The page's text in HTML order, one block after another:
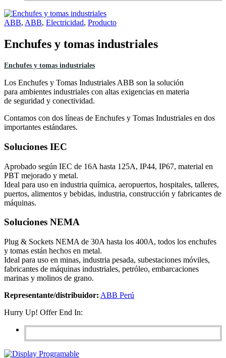
ABB, ABB, Electricidad, Producto
Enchufes y tomas industriales
Enchufes y tomas industriales
Los Enchufes y Tomas Industriales ABB son la solución
para ambientes industriales con altas exigencias en materia
de seguridad y conectividad.
Contamos con dos líneas de Enchufes y Tomas Industriales en dos
importantes estándares.
Soluciones IEC
Aprobado según IEC de 16A hasta 125A, IP44, IP67, material en
PBT mejorado y metal.
Ideal para uso en industria química, aeropuertos, hospitales, talleres,
puertos, alimentos y bebidas, industria, construcción y fabricantes de
máquinas.
Soluciones NEMA
Plug & Sockets NEMA de 30A hasta los 400A, todos los enchufes
y tomas están hechos en metal.
Ideal para uso en minas, industria pesada, subestaciones móviles,
fabricantes de máquinas industriales, petróleo, embarcaciones
marinas y molinos de grano.
Representante/distribuidor: ABB Perú
Hurry Up! Offer End In: